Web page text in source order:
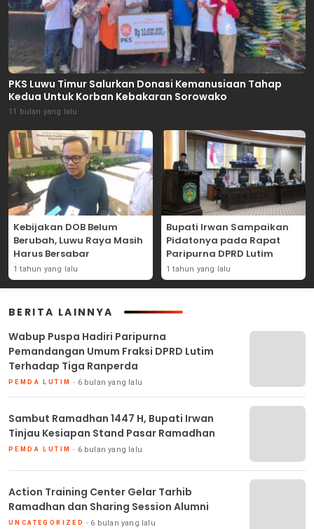
PKS Luwu Timur Salurkan Donasi Kemanusiaan Tahap
Kedua Untuk Korban Kebakaran Sorowako
11 bulan yang lalu
Kebijakan DOB Belum
Berubah, Luwu Raya Masih
Harus Bersabar
1 tahun yang lalu
Bupati Irwan Sampaikan
Pidatonya pada Rapat
Paripurna DPRD Lutim
1 tahun yang lalu
BERITA LAINNYA
Wabup Puspa Hadiri Paripurna
Pemandangan Umum Fraksi DPRD Lutim
Terhadap Tiga Ranperda
PEMDA LUTIM 6 bulan yang lalu
Sambut Ramadhan 1447 H, Bupati Irwan
Tinjau Kesiapan Stand Pasar Ramadhan
PEMDA LUTIM 6 bulan yang lalu
Action Training Center Gelar Tarhib
Ramadhan dan Sharing Session Alumni
UNCATEGORIZED 6 bulan yang lalu